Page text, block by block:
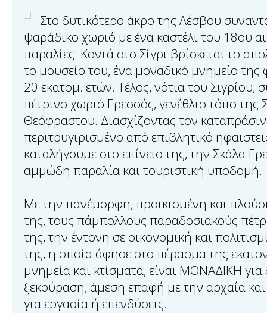
Στο δυτικότερο άκρο της Λέσβου
ψαράδικο χωριό με ένα καστέλι του 18ου
παραλίες. Κοντά στο Σίγρι βρίσκεται το
το μουσείο του, ένα μοναδικό μνημείο της
20 εκατομ. ετών. Τέλος, νότια του Σιγρίου,
πέτρινο χωριό Ερεσσός, γενέθλιο τόπο της
Θεόφραστου. Διασχίζοντας τον
περιτρυγιρισμένο από επιβλητικό
καταλήγουμε στο επίνειο της, την Σκάλα
αμμώδη παραλία και τουριστική υποδομή.
Με την πανέμορφη, προικισμένη και
της, τους πάμπολλους παραδοσιακούς
της, την έντονη σε οικονομική και
της, η οποία άφησε στο πέρασμα της
μνημεία και κτίσματα, είναι ΜΟΝΑΔΙΚΗ για
ξεκούραση, άμεση επαφή με την αρχαία
για εργασία ή επενδύσεις.